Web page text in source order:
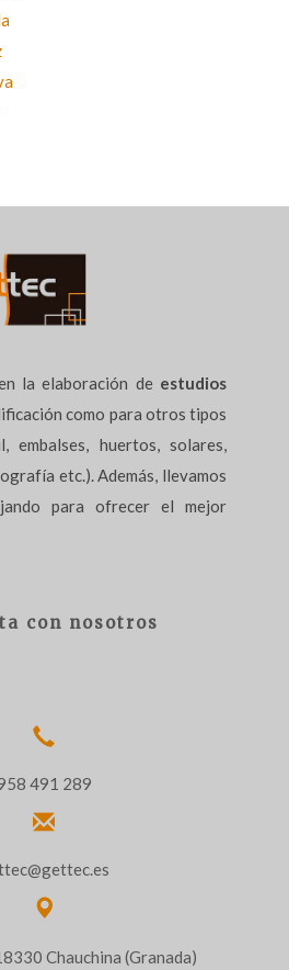
la elaboración de estudios
como para otros tipos
embalses, huertos, solares,
etc.). Además, llevamos
para ofrecer el mejor
con nosotros
491 289
Chauchina (Granada)